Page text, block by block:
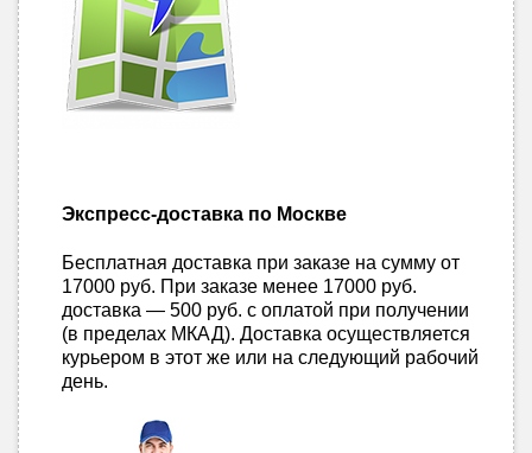
Экспресс-доставка по Москве
Бесплатная доставка при заказе на сумму от
17000 руб. При заказе менее 17000 руб.
доставка — 500 руб. с оплатой при получении
(в пределах МКАД). Доставка осуществляется
курьером в этот же или на следующий рабочий
день.